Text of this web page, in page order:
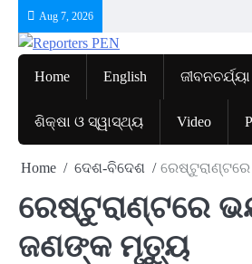
content
Aug 7, 2026
Home English ଜୀବନଚର୍ଯ୍ୟା
ଶିକ୍ଷା ଓ ସ୍ୱାସ୍ଥ୍ୟ Video
Home ଦେଶ-ବିଦେଶ
ରେଷ୍ଟୁରାଣ୍ଟରେ
ଜଣଙ୍କ ମୃତ୍ୟୁ